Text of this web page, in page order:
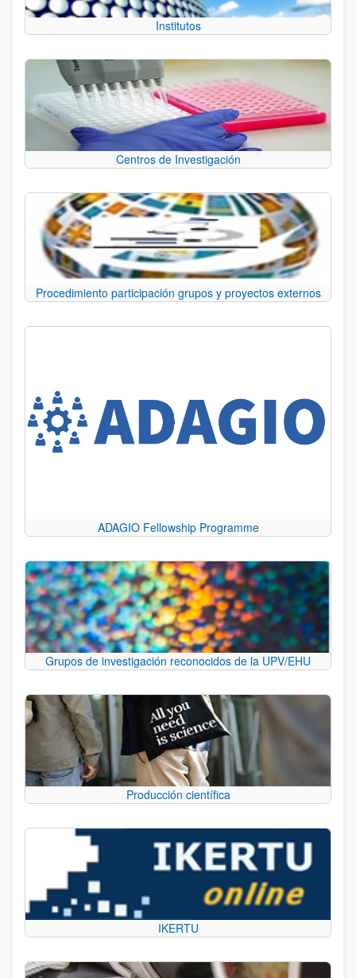
Institutos
Centros de Investigación
Procedimiento participación grupos y proyectos externos
ADAGIO Fellowship Programme
Grupos de investigación reconocidos de la UPV/EHU
Producción científica
IKERTU